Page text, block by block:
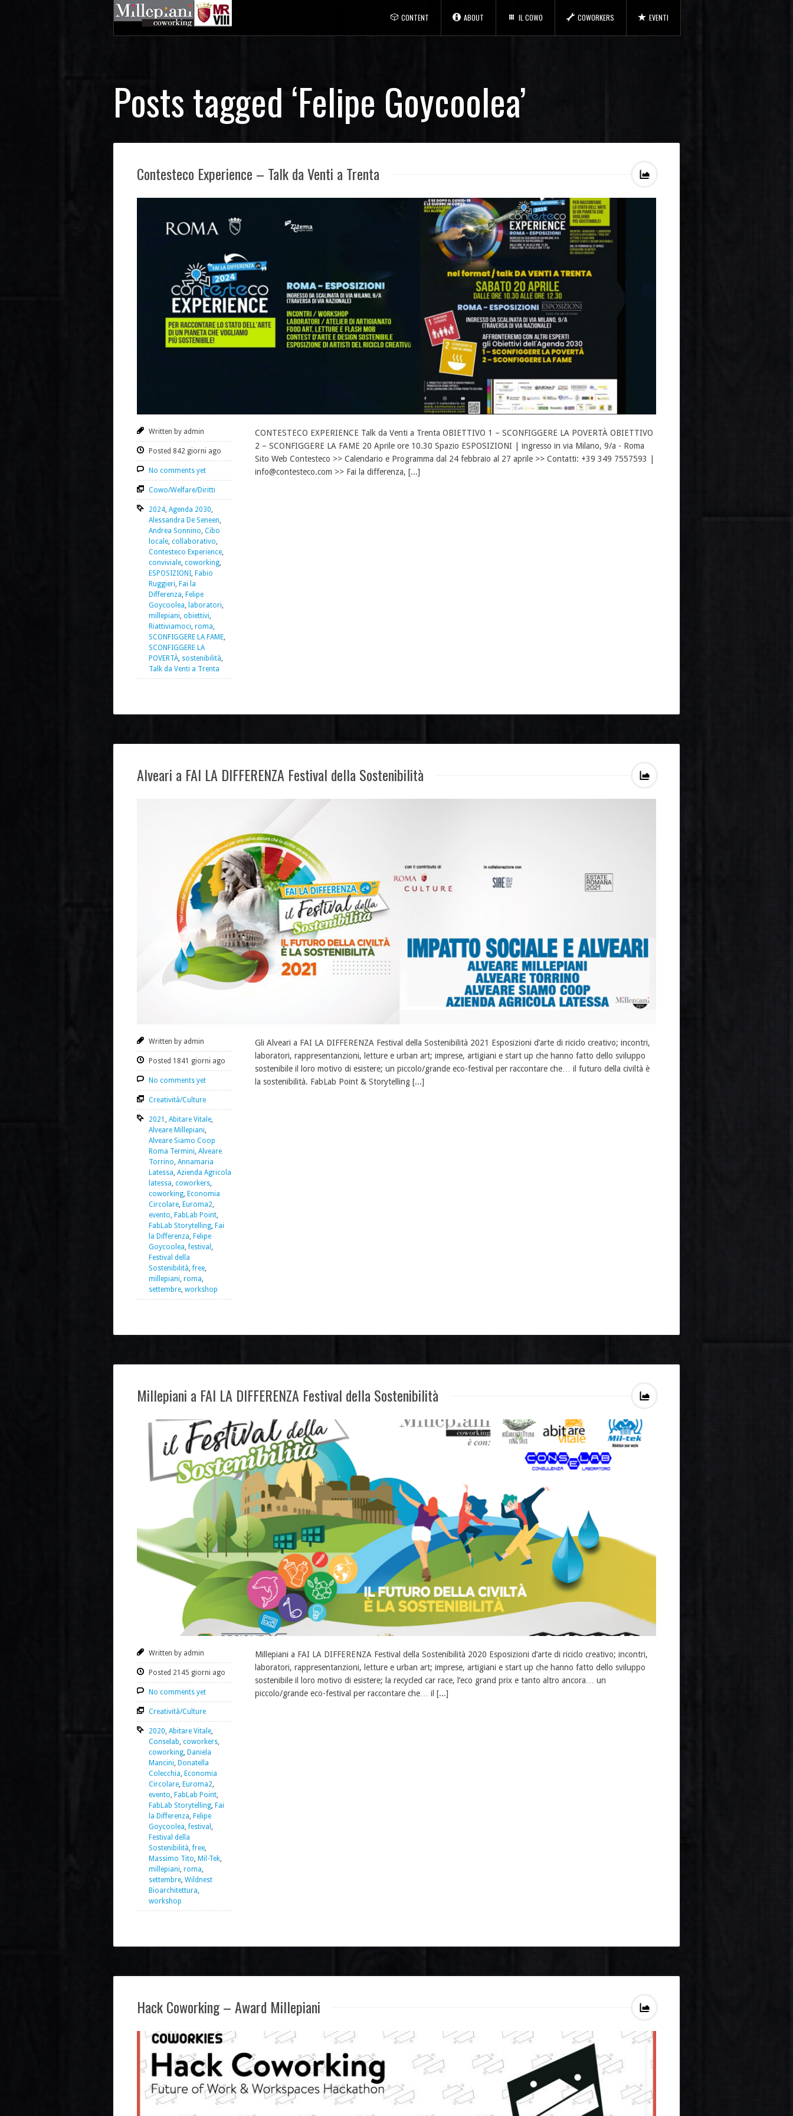
CONTENT ABOUT IL COWO COWORKERS EVENTI
Posts tagged ‘Felipe Goycoolea’
Contesteco Experience – Talk da Venti a Trenta
Written by admin
Posted 842 giorni ago
No comments yet
Cowo/Welfare/Diritti
2024 Agenda 2030
Alessandra De Seneen
Andrea Sonnino Cibo
locale collaborativo
Contesteco Experience
conviviale coworking
ESPOSIZIONI Fabio
Ruggieri Fai la
Differenza Felipe
Goycoolea
laboratori
millepiani obiettivi
Riattiviamoci roma
SCONFIGGERE LA FAME
SCONFIGGERE LA
POVERTÀ sostenibilità
Talk da Venti a Trenta
CONTESTECO EXPERIENCE Talk da Venti a Trenta OBIETTIVO 1 – SCONFIGGERE LA POVERTÀ OBIETTIVO
2 – SCONFIGGERE LA FAME 20 Aprile ore 10.30 Spazio ESPOSIZIONI | ingresso in via Milano, 9/a - Roma
Sito Web Contesteco >> Calendario e Programma dal 24 febbraio al 27 aprile >> Contatti: +39 349 7557593 |
info@contesteco.com >> Fai la differenza, [...]
Alveari a FAI LA DIFFERENZA Festival della Sostenibilità
Written by admin
Posted 1841 giorni ago
No comments yet
Creatività/Culture
2021 , Abitare Vitale,
Alveare Millepiani,
Alveare Siamo Coop
Roma Termini, Alveare
Torrino, Annamaria
Latessa, Azienda Agricola
latessa, coworkers,
coworking, Economia
Circolare, Euroma2,
evento, FabLab Point,
FabLab Storytelling, Fai
la Differenza, Felipe
Goycoolea,festival ,
Festival della
Sostenibilità,free,
millepiani, roma,
settembre, workshop
Gli Alveari a FAI LA DIFFERENZA Festival della Sostenibilità 2021 Esposizioni d’arte di riciclo creativo; incontri,
laboratori, rappresentanzioni, letture e urban art; imprese, artigiani e start up che hanno fatto dello sviluppo
sostenibile il loro motivo di esistere; un piccolo/grande eco-festival per raccontare che… il futuro della civiltà è
la sostenibilità. FabLab Point & Storytelling [...]
Millepiani a FAI LA DIFFERENZA Festival della Sostenibilità
Written by admin
Posted 2145 giorni ago
No comments yet
Creatività/Culture
2020, Abitare Vitale,
Conselab, coworkers,
coworking, Daniela
Mancini, Donatella
Colecchia, Economia
Circolare, Euroma2,
evento, FabLab Point,
FabLab Storytelling, Fai
la Differenza, Felipe
Goycoolea,festival ,
Festival della
Sostenibilità,free,
Massimo Tito, Mil-Tek,
millepiani, roma,
settembre, Wildnest
Bioarchitettura,
workshop
Millepiani a FAI LA DIFFERENZA Festival della Sostenibilità 2020 Esposizioni d’arte di riciclo creativo; incontri,
laboratori, rappresentanzioni, letture e urban art; imprese, artigiani e start up che hanno fatto dello sviluppo
sostenibile il loro motivo di esistere; la recycled car race, l’eco grand prix e tanto altro ancora… un
piccolo/grande eco-festival per raccontare che… il [...]
Hack Coworking – Award Millepiani